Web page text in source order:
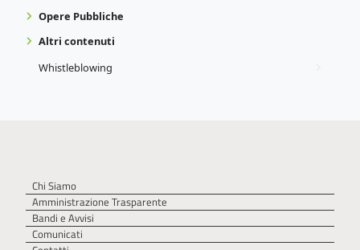
Opere Pubbliche
Altri contenuti
Whistleblowing
Chi Siamo
Amministrazione Trasparente
Bandi e Avvisi
Comunicati